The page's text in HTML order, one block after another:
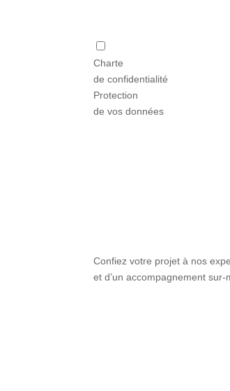
Charte
de confidentialité
Protection
de vos données
Confiez votre projet à nos
et d’un accompagnement sur-